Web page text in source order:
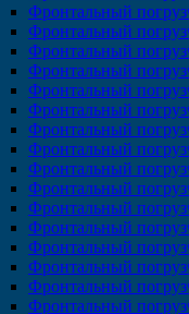
Фронтальный
Фронтальный
Фронтальный
Фронтальный
Фронтальный
Фронтальный
Фронтальный
Фронтальный
Фронтальный
Фронтальный
Фронтальный
Фронтальный
Фронтальный
Фронтальный
Фронтальный
Фронтальный